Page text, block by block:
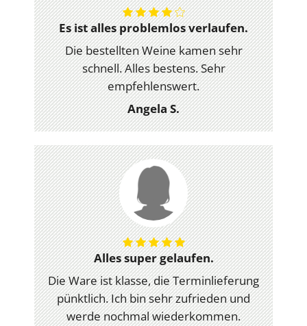
Es ist alles problemlos verlaufen.
Die bestellten Weine kamen sehr
schnell. Alles bestens. Sehr
empfehlenswert.
Angela S.
Alles super gelaufen.
Die Ware ist klasse, die Terminlieferung
pünktlich. Ich bin sehr zufrieden und
werde nochmal wiederkommen.